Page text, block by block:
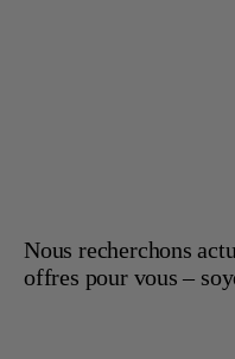
Nous recherchons
offres pour vous –